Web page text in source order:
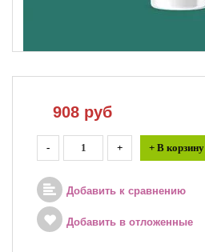
908 руб
- + + В корзину
Добавить к сравнению
Добавить в отложенные